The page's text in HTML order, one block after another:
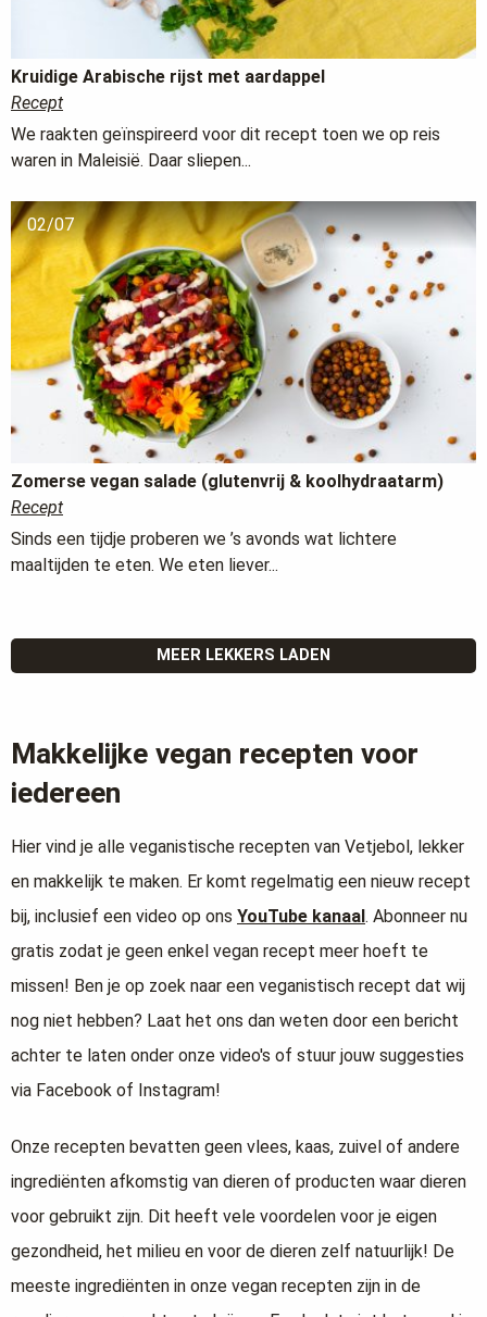
Kruidige Arabische rijst met aardappel
Recept
We raakten geïnspireerd voor dit recept toen we op reis
waren in Maleisië. Daar sliepen...
02/07
Zomerse vegan salade (glutenvrij & koolhydraatarm)
Recept
Sinds een tijdje proberen we ’s avonds wat lichtere
maaltijden te eten. We eten liever...
MEER LEKKERS LADEN
Makkelijke vegan recepten voor
iedereen
Hier vind je alle veganistische recepten van Vetjebol, lekker
en makkelijk te maken. Er komt regelmatig een nieuw recept
bij, inclusief een video op ons YouTube kanaal . Abonneer nu
gratis zodat je geen enkel vegan recept meer hoeft te
missen! Ben je op zoek naar een veganistisch recept dat wij
nog niet hebben? Laat het ons dan weten door een bericht
achter te laten onder onze video's of stuur jouw suggesties
via Facebook of Instagram!
Onze recepten bevatten geen vlees, kaas, zuivel of andere
ingrediënten afkomstig van dieren of producten waar dieren
voor gebruikt zijn. Dit heeft vele voordelen voor je eigen
gezondheid, het milieu en voor de dieren zelf natuurlijk! De
meeste ingrediënten in onze vegan recepten zijn in de